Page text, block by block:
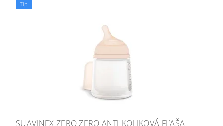
Tip
SUAVINEX ZERO ZERO ANTI-KOLIKOVÁ FĽAŠA